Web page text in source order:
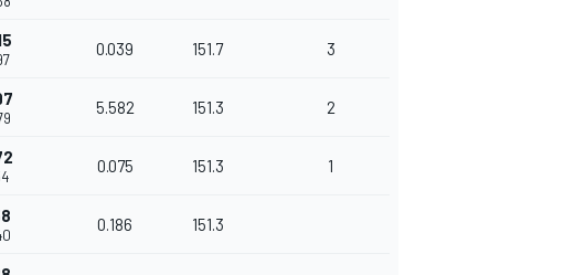
0.039 151.7 3
5.582 151.3 2
0.075 151.3 1
0.186 151.3